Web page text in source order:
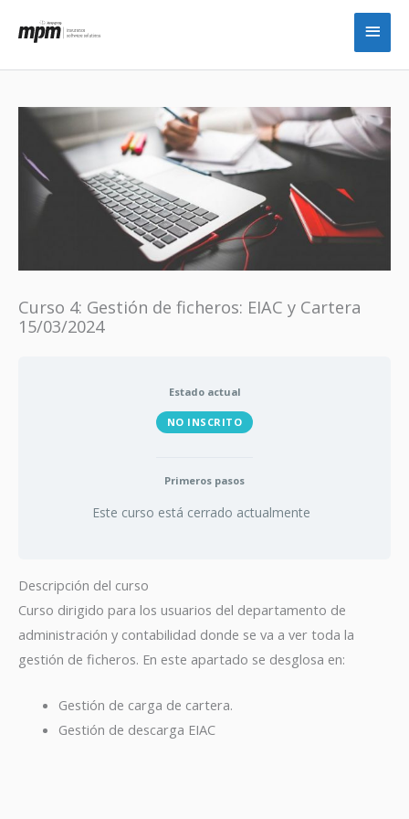
Curso 4: Gestión de ficheros: EIAC y Cartera
15/03/2024
Estado actual
NO INSCRITO
Primeros pasos
Este curso está cerrado actualmente
Descripción del curso
Curso dirigido para los usuarios del departamento de
administración y contabilidad donde se va a ver toda la
gestión de ficheros. En este apartado se desglosa en:
Gestión de carga de cartera.
Gestión de descarga EIAC